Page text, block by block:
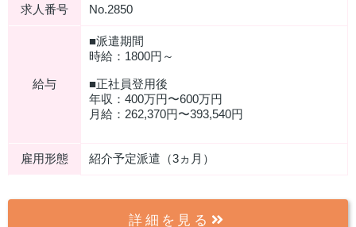
求人番号 No.2850
給与
■派遣期間
時給：1800円～
■正社員登用後
年収：400万円〜600万円
⽉給：262,370円〜393,540円
雇用形態 紹介予定派遣（3ヵ月）
詳細を見る